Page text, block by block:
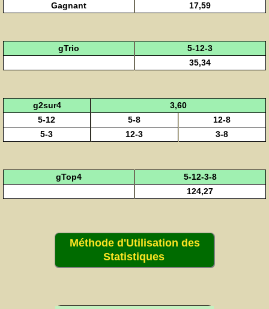
Gagnant
17,59
gTrio
5-12-3
35,34
g2sur4
3,60
5-12
5-8
12-8
5-3
12-3 3-8
gTop4
5-12-3-8
124,27
Méthode d'Utilisation des
Statistiques